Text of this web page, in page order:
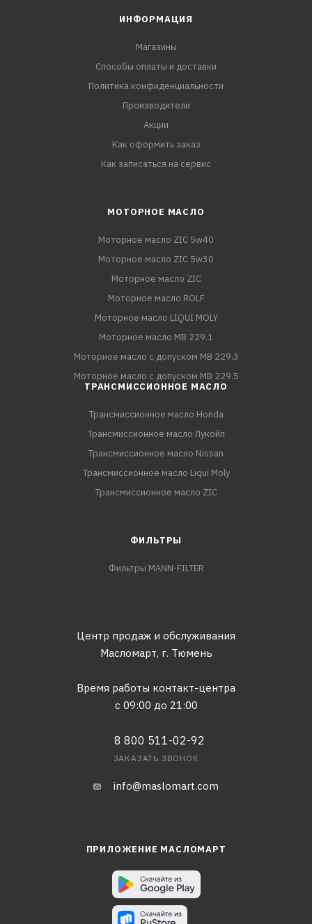
ИНФОРМАЦИЯ
Магазины
Способы оплаты и доставки
Политика конфиденциальности
Производители
Акции
Как оформить заказ
Как записаться на сервис
МОТОРНОЕ МАСЛО
Моторное масло ZIC 5w40
Моторное масло ZIC 5w30
Моторное масло ZIC
Моторное масло ROLF
Моторное масло LIQUI MOLY
Моторное масло MB 229.1
Моторное масло с допуском MB 229.3
Моторное масло с допуском MB 229.5
ТРАНСМИССИОННОЕ МАСЛО
Трансмиссионное масло Honda
Трансмиссионное масло Лукойл
Трансмиссионное масло Nissan
Трансмиссионное масло Liqui Moly
Трансмиссионное масло ZIC
ФИЛЬТРЫ
Фильтры MANN-FILTER
Центр продаж и обслуживания
Масломарт, г. Тюмень
Время работы контакт-центра
с 09:00 до 21:00
8 800 511-02-92
ЗАКАЗАТЬ ЗВОНОК
info@maslomart.com
ПРИЛОЖЕНИЕ МАСЛОМАРТ